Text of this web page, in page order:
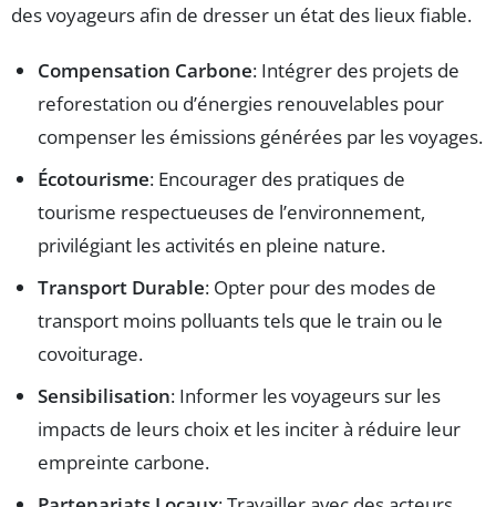
des voyageurs afin de dresser un état des lieux fiable.
Compensation Carbone: Intégrer des projets de
reforestation ou d’énergies renouvelables pour
compenser les émissions générées par les voyages.
Écotourisme: Encourager des pratiques de
tourisme respectueuses de l’environnement,
privilégiant les activités en pleine nature.
Transport Durable: Opter pour des modes de
transport moins polluants tels que le train ou le
covoiturage.
Sensibilisation: Informer les voyageurs sur les
impacts de leurs choix et les inciter à réduire leur
empreinte carbone.